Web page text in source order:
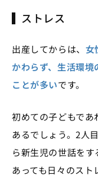
ストレス
出産してからは、 女
かわらず、生活環境
ことが多いです。
初めての子どもであ
あるでしょう。2人
ら新生児の世話を
あっても日々のスト